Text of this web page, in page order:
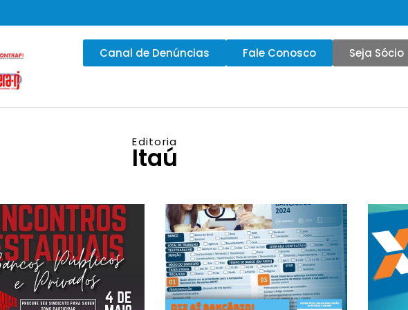
Canal de Denúncias Fale Conosco Seja Sócio
Editoria
Itaú